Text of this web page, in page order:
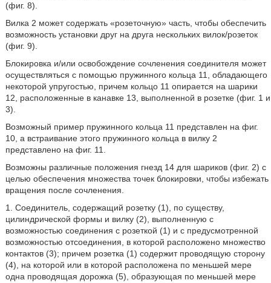
(фиг. 8).
Вилка 2 может содержать «розеточную» часть, чтобы обеспечить
возможность установки друг на друга нескольких вилок/розеток
(фиг. 9).
Блокировка и/или освобождение сочленения соединителя может
осуществляться с помощью пружинного кольца 11, обладающего
некоторой упругостью, причем кольцо 11 опирается на шарики
12, расположенные в канавке 13, выполненной в розетке (фиг. 1 и
3).
Возможный пример пружинного кольца 11 представлен на фиг.
10, а встраивание этого пружинного кольца в вилку 2
представлено на фиг. 11.
Возможны различные положения гнезд 14 для шариков (фиг. 2) с
целью обеспечения множества точек блокировки, чтобы избежать
вращения после сочленения.
1. Соединитель, содержащий розетку (1), по существу,
цилиндрической формы и вилку (2), выполненную с
возможностью соединения с розеткой (1) и с предусмотренной
возможностью отсоединения, в которой расположено множество
контактов (3); причем розетка (1) содержит проводящую сторону
(4), на которой или в которой расположена по меньшей мере
одна проводящая дорожка (5), образующая по меньшей мере